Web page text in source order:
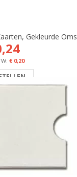
Gekleurde
€ 0,20